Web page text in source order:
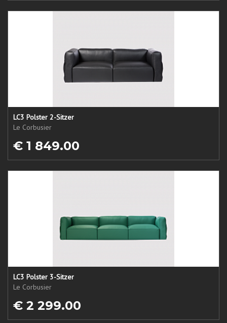
LC3 Polster 2-Sitzer
Le Corbusier
€ 1 849.00
LC3 Polster 3-Sitzer
Le Corbusier
€ 2 299.00